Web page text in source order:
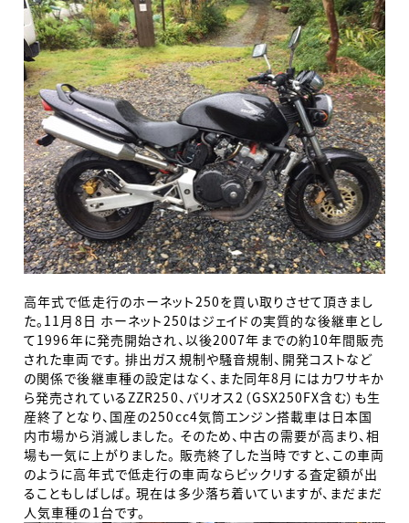
高年式で低走行のホーネット250を買い取りさせて頂きまし
た。11月8日 ホーネット250はジェイドの実質的な後継車とし
て1996年に発売開始され、以後2007年までの約10年間販売
された車両です。 排出ガス規制や騒音規制、開発コストなど
の関係で後継車種の設定はなく、また同年8月にはカワサキか
ら発売されているZZR250、バリオス2（GSX250FX含む）も生
産終了となり、国産の250cc4気筒エンジン搭載車は日本国
内市場から消滅しました。 そのため、中古の需要が高まり、相
場も一気に上がりました。 販売終了した当時ですと、この車両
のように高年式で低走行の車両ならビックリする査定額が出
ることもしばしば。 現在は多少落ち着いていますが、まだまだ
人気車種の1台です。